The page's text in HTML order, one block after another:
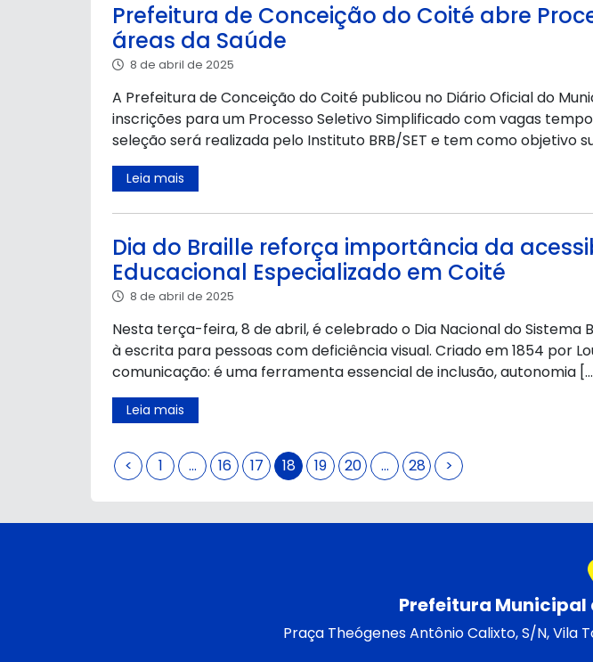
Prefeitura de Conceição do Coité abre
áreas da Saúde
8 de abril de 2025
A Prefeitura de Conceição do Coité publicou no Diário Oficial do
inscrições para um Processo Seletivo Simplificado com vagas
seleção será realizada pelo Instituto BRB/SET e tem como objetivo
Leia mais
Dia do Braille reforça importância da
Educacional Especializado em Coité
8 de abril de 2025
Nesta terça-feira, 8 de abril, é celebrado o Dia Nacional do
à escrita para pessoas com deficiência visual. Criado em 1854 por
comunicação: é uma ferramenta essencial de inclusão, autonomia
Leia mais
< 1 … 16 17 18 19 20 … 28 >
Prefeitura Municipal
Praça Theógenes Antônio Calixto, S/N, Vila